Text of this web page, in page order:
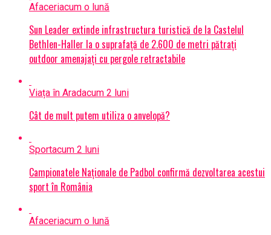
Afaceriacum o lună
Sun Leader extinde infrastructura turistică de la Castelul
Bethlen-Haller la o suprafață de 2.600 de metri pătrați
outdoor amenajați cu pergole retractabile
Viața în Aradacum 2 luni
Cât de mult putem utiliza o anvelopă?
Sportacum 2 luni
Campionatele Naționale de Padbol confirmă dezvoltarea acestui
sport în România
Afaceriacum o lună